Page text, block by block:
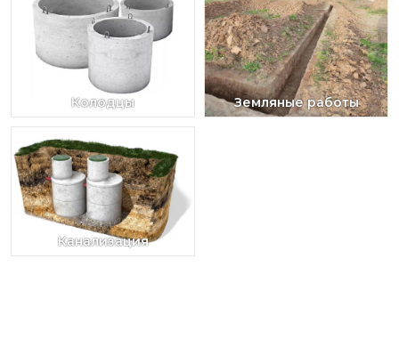
Колодцы Земляные работы
Канализация